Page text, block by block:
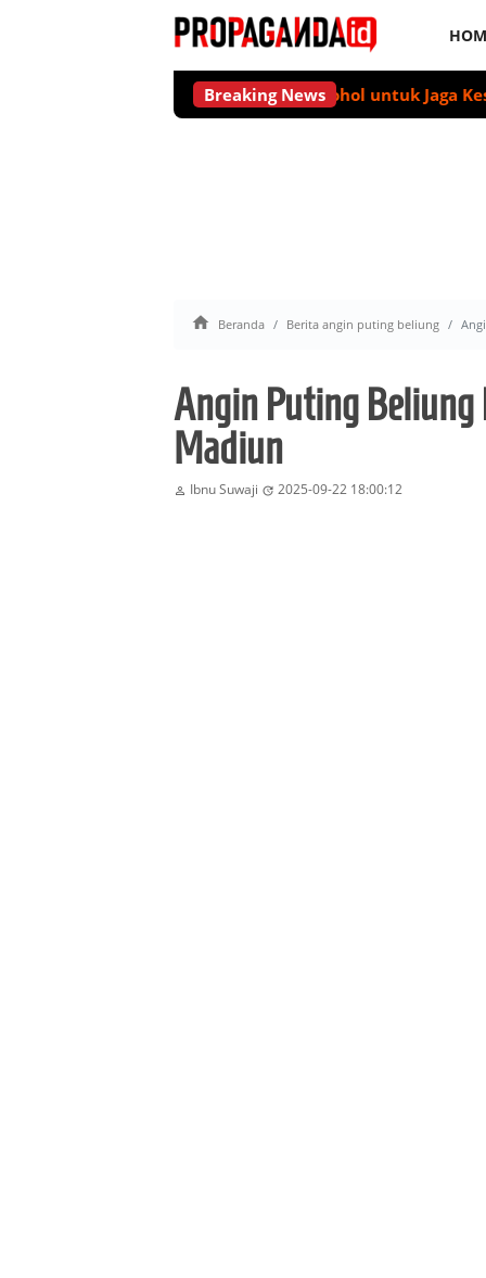
Breaking News
Ada Level Aman Minum Alkohol untuk Jaga Kesehatan
 Beranda Berita angin puting beliung
Angin Puting Beliung
Madiun
 Ibnu Suwaji  2025-09-22 18:00:12